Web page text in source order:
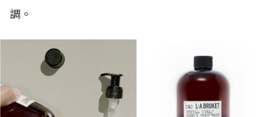
調。